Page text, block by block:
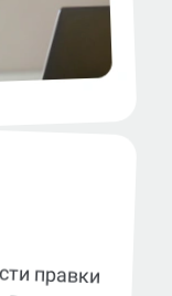
правки